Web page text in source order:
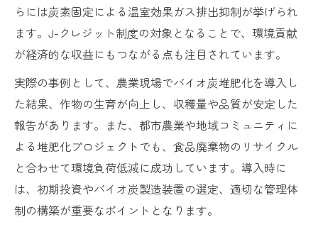
らには炭素固定による温室効果ガス排出抑制が挙げられ
ます。J-クレジット制度の対象となることで、環境貢献
が経済的な収益にもつながる点も注目されています。
実際の事例として、農業現場でバイオ炭堆肥化を導入し
た結果、作物の生育が向上し、収穫量や品質が安定した
報告があります。また、都市農業や地域コミュニティに
よる堆肥化プロジェクトでも、食品廃棄物のリサイクル
と合わせて環境負荷低減に成功しています。導入時に
は、初期投資やバイオ炭製造装置の選定、適切な管理体
制の構築が重要なポイントとなります。